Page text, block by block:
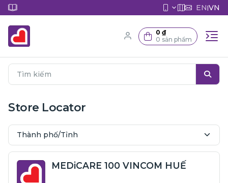
EN|VN
0 ₫
0 sản phẩm
Store Locator
MEDiCARE 100 VINCOM HUẾ